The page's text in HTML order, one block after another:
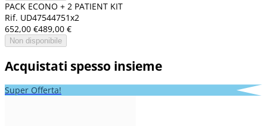
PACK ECONO + 2 PATIENT KIT
Rif. UD47544751x2
652,00 €489,00 €
Non disponibile
Acquistati spesso insieme
Super Offerta!